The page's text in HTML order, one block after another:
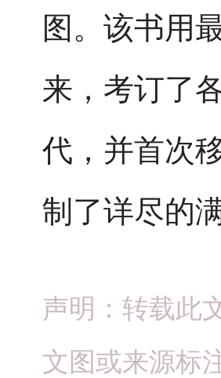
图。该书用
来，考订了
代，并首次
制了详尽的
声明：转载此
文图或来源标